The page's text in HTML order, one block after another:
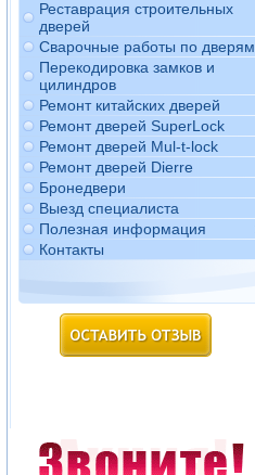
Реставрация строительных
дверей
Сварочные работы по дверям
Перекодировка замков и
цилиндров
Ремонт китайских дверей
Ремонт дверей SuperLock
Ремонт дверей Mul-t-lock
Ремонт дверей Dierre
Бронедвери
Выезд специалиста
Полезная информация
Контакты